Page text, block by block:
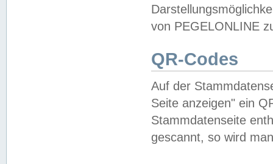
von PEGELONLINE
QR-Codes
Auf der
Seite anzeigen" ein
Stammdatenseite
gescannt, so wird